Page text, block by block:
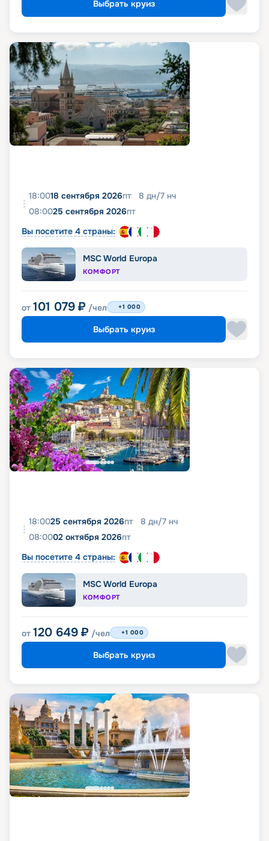
Выбрать круиз
18:0018 сентября 2026пт 8 дн/7 нч
08:0025 сентября 2026пт
Вы посетите 4 страны:
MSC World Europa
КОМФОРТ
от 101 079 ₽ /чел +1 000
Выбрать круиз
18:0025 сентября 2026пт 8 дн/7 нч
08:0002 октября 2026пт
Вы посетите 4 страны:
MSC World Europa
КОМФОРТ
от 120 649 ₽ /чел +1 000
Выбрать круиз